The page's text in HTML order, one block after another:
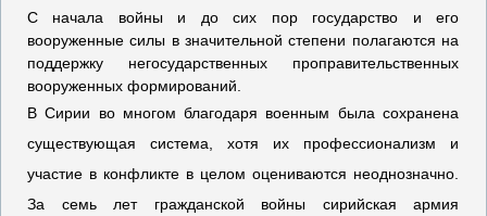
С начала войны и до сих пор государство и его
вооруженные силы в значительной степени полагаются на
поддержку негосударственных проправительственных
вооруженных формирований.
В Сирии во многом благодаря военным была сохранена
существующая система, хотя их профессионализм и
участие в конфликте в целом оцениваются неоднозначно.
За семь лет гражданской войны сирийская армия